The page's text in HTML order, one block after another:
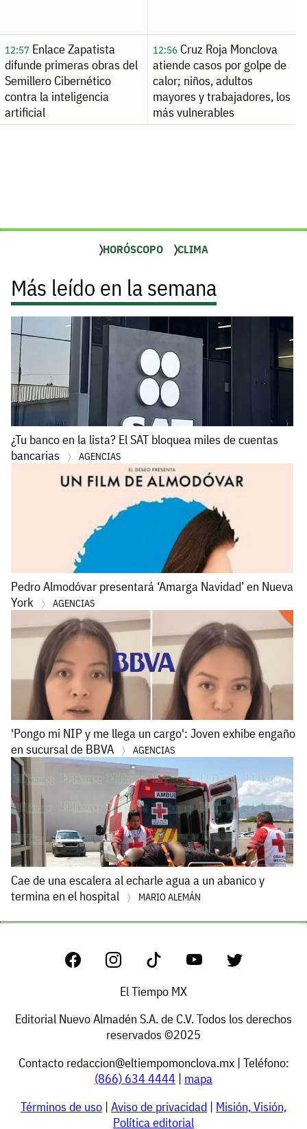
12:57Enlace Zapatista
difunde primeras obras del
Semillero Cibernético
contra la inteligencia
artificial
12:56Cruz Roja Monclova
atiende casos por golpe de
calor; niños, adultos
mayores y trabajadores, los
más vulnerables
HORÓSCOPO CLIMA
Más leído en la semana
¿Tu banco en la lista? El SAT bloquea miles de cuentas
bancarias
AGENCIAS
Pedro Almodóvar presentará ‘Amarga Navidad’ en Nueva
York
AGENCIAS
'Pongo mi NIP y me llega un cargo': Joven exhibe engaño
en sucursal de BBVA
AGENCIAS
Cae de una escalera al echarle agua a un abanico y
termina en el hospital
MARIO ALEMÁN
El Tiempo MX
Editorial Nuevo Almadén S.A. de C.V. Todos los derechos
reservados ©2025
Contacto redaccion@eltiempomonclova.mx| Teléfono:
(866) 634 4444 | mapa
Términos de uso | Aviso de privacidad | Misión, Visión,
Política editorial